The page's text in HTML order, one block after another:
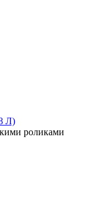
Л)
роликами